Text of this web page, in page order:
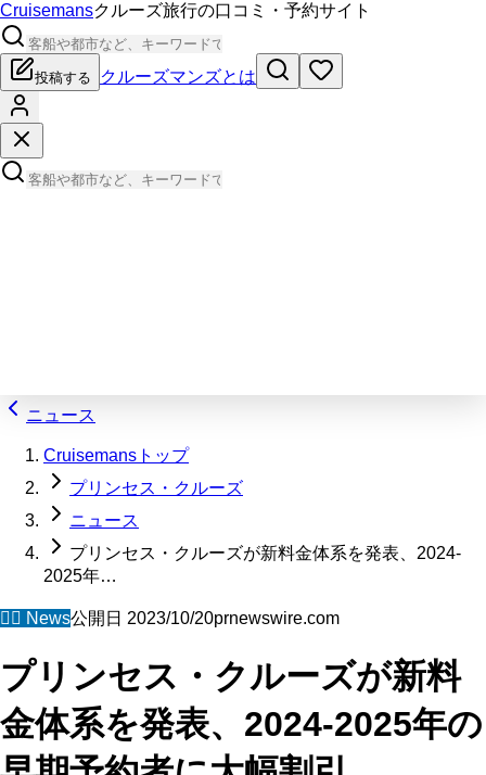
Cruisemansクルーズ旅行の口コミ・予約サイト
投稿する クルーズマンズとは
ニュース
Cruisemansトップ
プリンセス・クルーズ
ニュース
プリンセス・クルーズが新料金体系を発表、2024-
2025年…
🧜‍♀️ News公開日 2023/10/20prnewswire.com
プリンセス・クルーズが新料
金体系を発表、2024-2025年の